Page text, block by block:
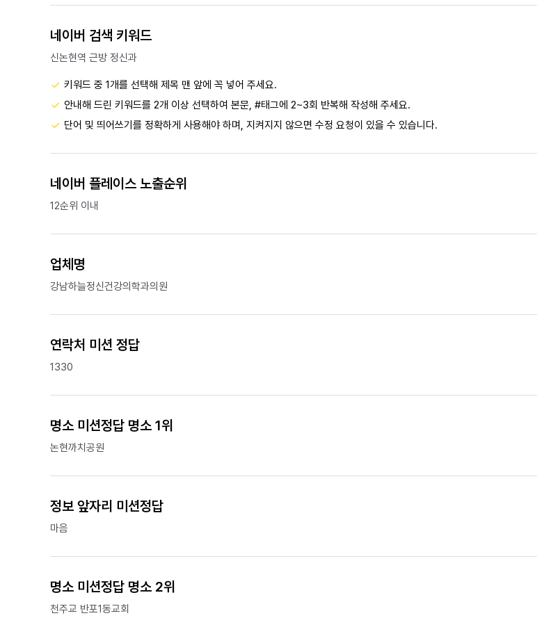
네이버 검색 키워드
신논현역 근방 정신과
키워드 중 1개를 선택해 제목 맨 앞에 꼭 넣어 주세요.
안내해 드린 키워드를 2개 이상 선택하여 본문, #태그에 2~3회 반복해 작성해 주세요.
단어 및 띄어쓰기를 정확하게 사용해야 하며, 지켜지지 않으면 수정 요청이 있을 수 있습니다.
네이버 플레이스 노출순위
12순위 이내
업체명
강남하늘정신건강의학과의원
연락처 미션 정답
1330
명소 미션정답 명소 1위
논현까치공원
정보 앞자리 미션정답
마음
명소 미션정답 명소 2위
천주교 반포1동교회